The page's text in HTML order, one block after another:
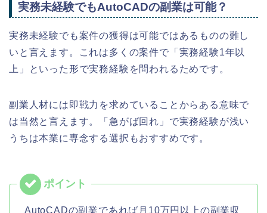
実務未経験でもAutoCADの副業は可能？
実務未経験でも案件の獲得は可能ではあるものの難し
いと言えます。これは多くの案件で「実務経験1年以
上」といった形で実務経験を問われるためです。
副業人材には即戦力を求めていることからある意味で
は当然と言えます。「急がば回れ」で実務経験が浅い
うちは本業に専念する選択もおすすめです。
AutoCADの副業であれば月10万円以上の副業収